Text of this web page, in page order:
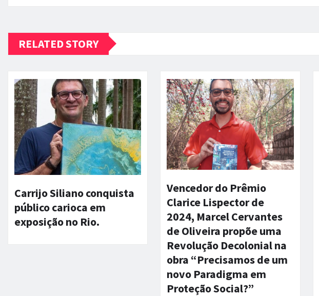
RELATED STORY
Carrijo Siliano conquista
público carioca em
exposição no Rio.
Vencedor do Prêmio
Clarice Lispector de
2024, Marcel Cervantes
de Oliveira propõe uma
Revolução Decolonial na
obra “Precisamos de um
novo Paradigma em
Proteção Social?”